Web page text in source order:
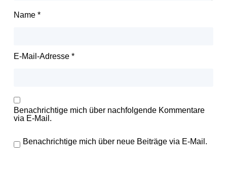
Name *
E-Mail-Adresse *
Benachrichtige mich über nachfolgende Kommentare
via E-Mail.
Benachrichtige mich über neue Beiträge via E-Mail.